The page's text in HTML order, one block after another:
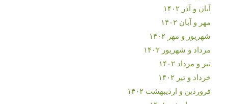
آبان و آذر ۱۴۰۲
مهر و آبان ۱۴۰۲
شهریور و مهر ۱۴۰۲
مرداد و شهریور ۱۴۰۲
تیر و مرداد ۱۴۰۲
خرداد و تیر ۱۴۰۲
فروردین و اردیبهشت ۱۴۰۲